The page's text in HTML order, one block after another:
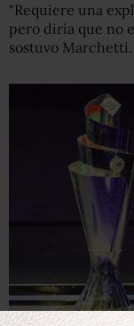
"Requiere una
pero diría que no
sostuvo Marchetti.